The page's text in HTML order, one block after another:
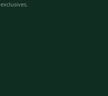
exclusives.